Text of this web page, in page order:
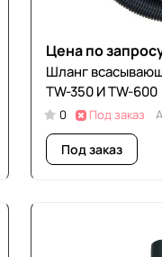
Цена по
Шланг
TW-350 И TW-600
0 Под заказ
Под заказ